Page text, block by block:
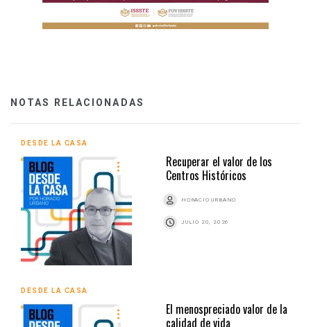
NOTAS RELACIONADAS
DESDE LA CASA
Recuperar el valor de los
Centros Históricos
HORACIO URBANO
JULIO 20, 2026
DESDE LA CASA
El menospreciado valor de la
calidad de vida